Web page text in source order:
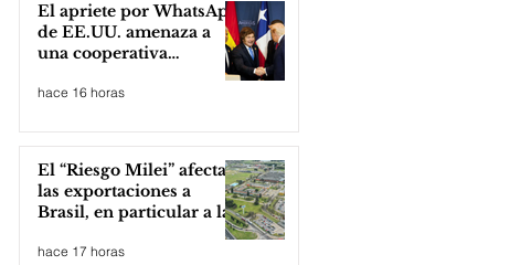
El apriete por WhatsApp
de EE.UU. amenaza a
una cooperativa
argentina para boicotear
a Huawei
hace 16 horas
El “Riesgo Milei” afecta
las exportaciones a
Brasil, en particular a la
industria automotriz de
la provincia
hace 17 horas